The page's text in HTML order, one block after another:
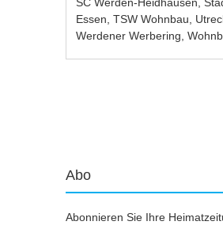
Essen ,TSW Wohnbau
Werdener Werbering ,
Abo
Abonnieren Sie Ihre